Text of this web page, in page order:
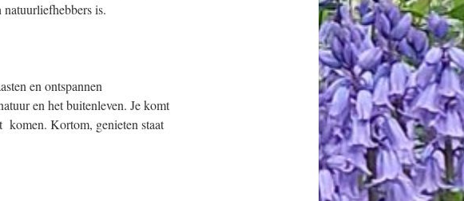
is.
en ontspannen
en het buitenleven. Je komt
Kortom, genieten staat